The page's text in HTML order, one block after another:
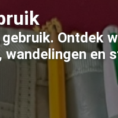
Ontdek
en